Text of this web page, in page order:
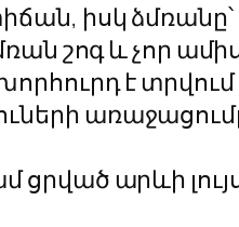
իսկ
շոգ և չոր
է
ցրված արևի